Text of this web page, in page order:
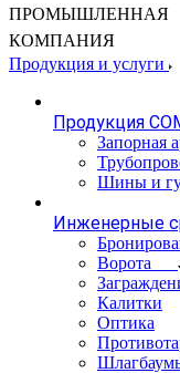
ПРОМЫШЛЕННАЯ
КОМПАНИЯ
Продукция и услуги
Продукция
Запорная
Шины и
Инженерные
Ворота
Калитки
Оптика